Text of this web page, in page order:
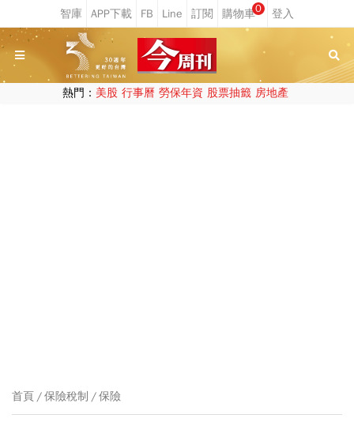
0
熱門： 美股 行事曆 勞保年資 股票抽籤 房地產
首頁 保險稅制 保險